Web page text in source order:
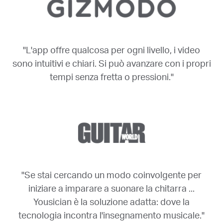
"L'app offre qualcosa per ogni livello, i video
sono intuitivi e chiari. Si può avanzare con i propri
tempi senza fretta o pressioni."
"Se stai cercando un modo coinvolgente per
iniziare a imparare a suonare la chitarra ...
Yousician è la soluzione adatta: dove la
tecnologia incontra l'insegnamento musicale."